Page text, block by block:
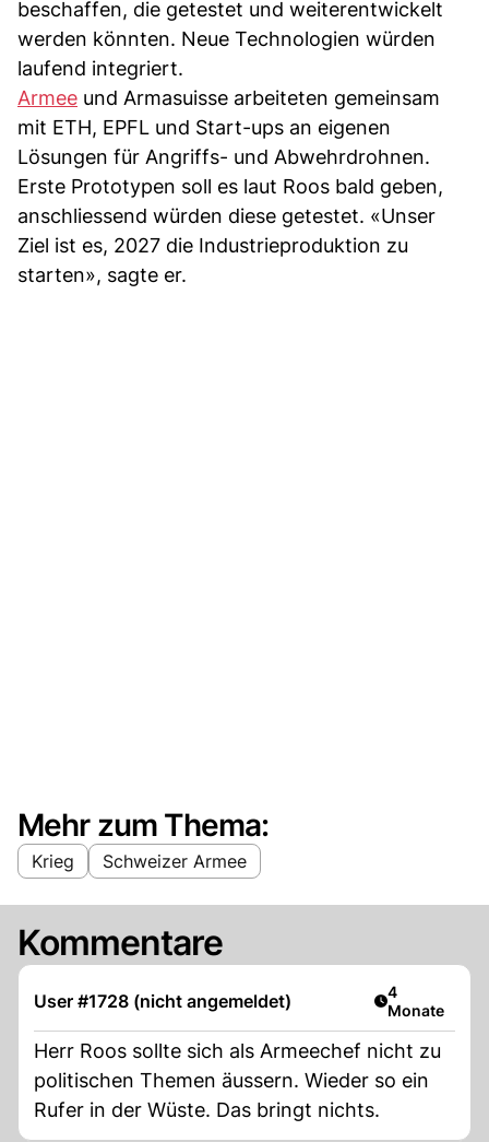
beschaffen, die getestet und weiterentwickelt
werden könnten. Neue Technologien würden
laufend integriert.
Armee und Armasuisse arbeiteten gemeinsam
mit ETH, EPFL und Start-ups an eigenen
Lösungen für Angriffs- und Abwehrdrohnen.
Erste Prototypen soll es laut Roos bald geben,
anschliessend würden diese getestet. «Unser
Ziel ist es, 2027 die Industrieproduktion zu
starten», sagte er.
Mehr zum Thema:
Krieg Schweizer Armee
Kommentare
User #1728 (nicht angemeldet) Artikel
4
Monate
Herr Roos sollte sich als Armeechef nicht zu
politischen Themen äussern. Wieder so ein
Rufer in der Wüste. Das bringt nichts.